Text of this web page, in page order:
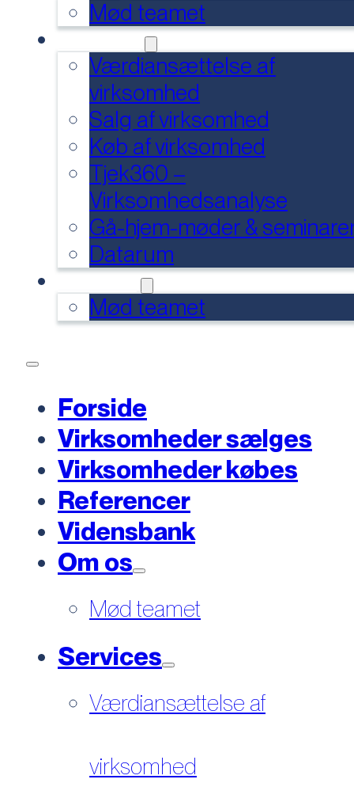
Mød teamet
Værdiansættelse af
virksomhed
Salg af virksomhed
Køb af virksomhed
Tjek360 –
Virksomhedsanalyse
Gå-hjem-møder &
Datarum
Mød teamet
Forside
Virksomheder sælges
Virksomheder købes
Referencer
Vidensbank
Om os
Mød teamet
Services
Værdiansættelse af
virksomhed